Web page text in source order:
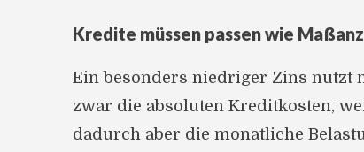
Kredite müssen passen wie
Ein besonders niedriger Zins nutzt
zwar die absoluten Kreditkosten,
dadurch aber die monatliche